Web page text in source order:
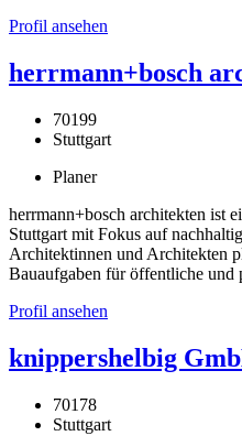
Profil ansehen
herrmann+bosch
70199
Stuttgart
Planer
herrmann+bosch architekten ist
Stuttgart mit Fokus auf
Architektinnen und Architekten
Bauaufgaben für öffentliche und
Profil ansehen
knippershelbig
70178
Stuttgart